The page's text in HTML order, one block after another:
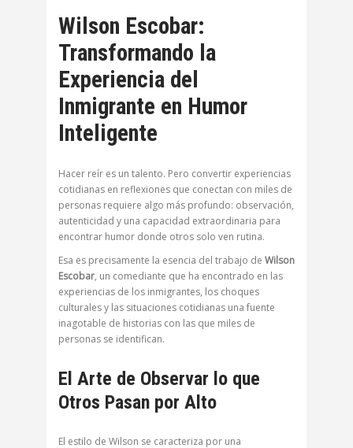
Wilson Escobar:
Transformando la
Experiencia del
Inmigrante en Humor
Inteligente
Hacer reír es un talento. Pero convertir experiencias
cotidianas en reflexiones que conectan con miles de
personas requiere algo más profundo: observación,
autenticidad y una capacidad extraordinaria para
encontrar humor donde otros solo ven rutina.
Esa es precisamente la esencia del trabajo de Wilson
Escobar, un comediante que ha encontrado en las
experiencias de los inmigrantes, los choques
culturales y las situaciones cotidianas una fuente
inagotable de historias con las que miles de
personas se identifican.
El Arte de Observar lo que
Otros Pasan por Alto
El estilo de Wilson se caracteriza por una